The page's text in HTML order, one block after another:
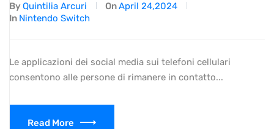
By Quintilia Arcuri OnApril 24,2024
In Nintendo Switch
Le applicazioni dei social media sui telefoni cellulari
consentono alle persone di rimanere in contatto...
Read More